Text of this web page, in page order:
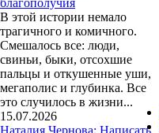
благополучия
В этой истории немало
трагичного и комичного.
Смешалось все: люди,
свиньи, быки, отсохшие
пальцы и откушенные уши,
мегаполис и глубинка. Все
это случилось в жизни...
15.07.2026